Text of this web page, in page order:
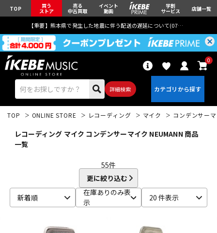
TOP 買う
ストア
売る
中古買取
イベント
動画
学割
サービス 店舗一覧
【重要】熊本県で発生した地震に伴う配送の遅延について(07月29日
詳細検索
0
ベース ウクレレ
TOP ONLINE STORE レコーディング マイク コンデンサー
レコーディング マイク コンデンサーマイク NEUMANN 商品
一覧
55件
更に絞り込む
新着順
在庫ありのみ表
示
20 件表示